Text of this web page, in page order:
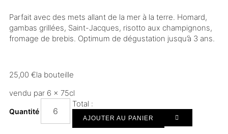
Parfait avec des mets allant de la mer à la terre. Homard,
gambas grillées, Saint-Jacques, risotto aux champignons,
fromage de brebis. Optimum de dégustation jusqu’à 3 ans.
25,00 €la bouteille
vendu par 6 × 75cl
Quantité
Total :
AJOUTER AU PANIER